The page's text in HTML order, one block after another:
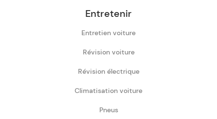
Entretenir
Entretien voiture
Révision voiture
Révision électrique
Climatisation voiture
Pneus